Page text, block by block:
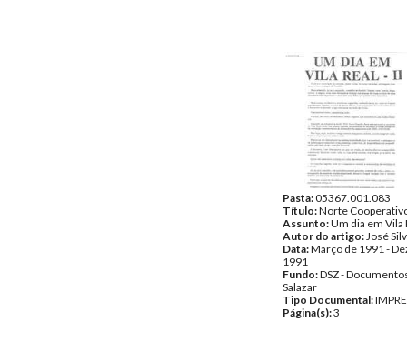
Pasta:05367.001.083
Título:Norte
Assunto:Um dia em Vila
Autor do artigo:José
Data:Março de 1991 -
1991
Fundo:DSZ -
Salazar
Tipo Documental:
Página(s):3